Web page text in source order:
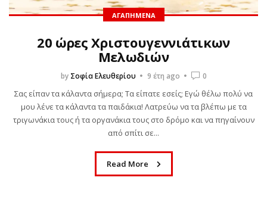
ΑΓΑΠΗΜΈΝΑ
20 ώρες Χριστουγεννιάτικων
Μελωδιών
by Σοφία Ελευθερίου 9 έτη ago 0
Σας είπαν τα κάλαντα σήμερα; Τα είπατε εσείς; Εγώ θέλω πολύ να
μου λένε τα κάλαντα τα παιδάκια! Λατρεύω να τα βλέπω με τα
τριγωνάκια τους ή τα οργανάκια τους στο δρόμο και να πηγαίνουν
από σπίτι σε...
Read More